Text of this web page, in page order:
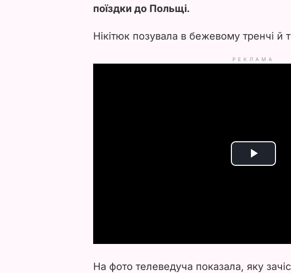
поїздки до Польщі.
Нікітюк позувала в бежевому тренчі й
РЕКЛАМА
P
На фото телеведуча показала, яку